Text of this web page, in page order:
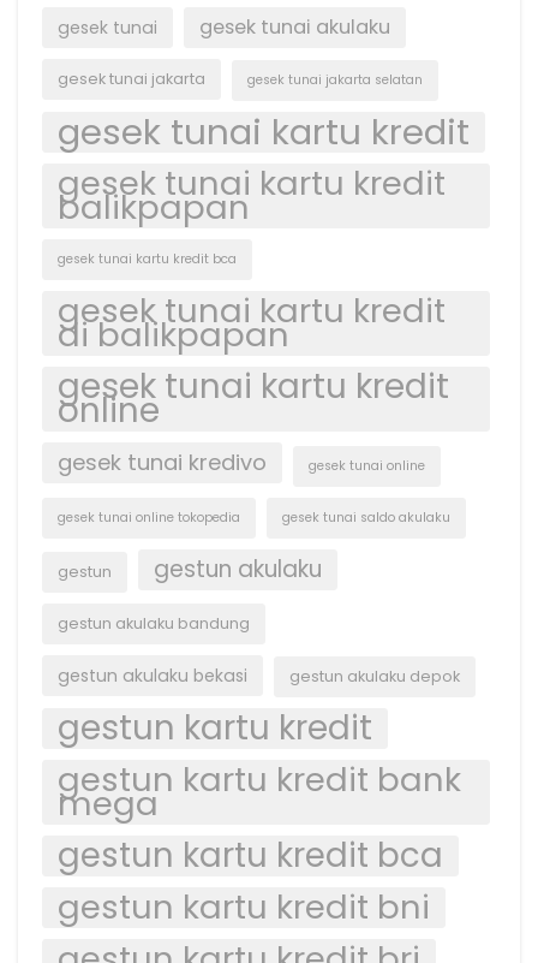
gesek tunai gesek tunai akulaku
gesek tunai jakarta gesek tunai jakarta selatan
gesek tunai kartu kredit
gesek tunai kartu kredit
balikpapan
gesek tunai kartu kredit bca
gesek tunai kartu kredit
di balikpapan
gesek tunai kartu kredit
online
gesek tunai kredivo gesek tunai online
gesek tunai online tokopedia gesek tunai saldo akulaku
gestun gestun akulaku
gestun akulaku bandung
gestun akulaku bekasi gestun akulaku depok
gestun kartu kredit
gestun kartu kredit bank
mega
gestun kartu kredit bca
gestun kartu kredit bni